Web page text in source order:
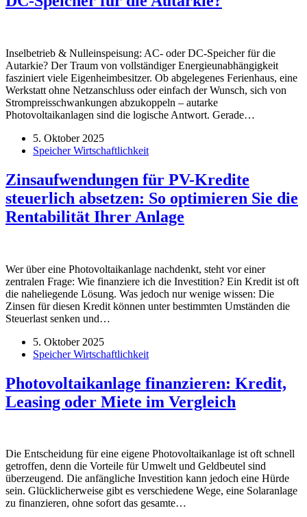
Inselbetrieb & Nulleinspeisung: AC- oder DC-Speicher für die
Autarkie? Der Traum von vollständiger Energieunabhängigkeit
fasziniert viele Eigenheimbesitzer. Ob abgelegenes Ferienhaus, eine
Werkstatt ohne Netzanschluss oder einfach der Wunsch, sich von
Strompreisschwankungen abzukoppeln – autarke
Photovoltaikanlagen sind die logische Antwort. Gerade…
5. Oktober 2025
Speicher Wirtschaftlichkeit
Zinsaufwendungen für PV-Kredite
steuerlich absetzen: So optimieren Sie die
Rentabilität Ihrer Anlage
Wer über eine Photovoltaikanlage nachdenkt, steht vor einer
zentralen Frage: Wie finanziere ich die Investition? Ein Kredit ist oft
die naheliegende Lösung. Was jedoch nur wenige wissen: Die
Zinsen für diesen Kredit können unter bestimmten Umständen die
Steuerlast senken und…
5. Oktober 2025
Speicher Wirtschaftlichkeit
Photovoltaikanlage finanzieren: Kredit,
Leasing oder Miete im Vergleich
Die Entscheidung für eine eigene Photovoltaikanlage ist oft schnell
getroffen, denn die Vorteile für Umwelt und Geldbeutel sind
überzeugend. Die anfängliche Investition kann jedoch eine Hürde
sein. Glücklicherweise gibt es verschiedene Wege, eine Solaranlage
zu finanzieren, ohne sofort das gesamte…